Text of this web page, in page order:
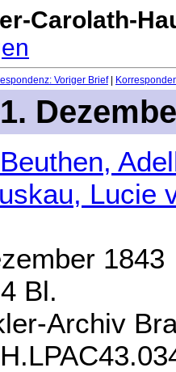
Carolath-
Voriger Brief|
Lucie
1843
Bl.
Archiv